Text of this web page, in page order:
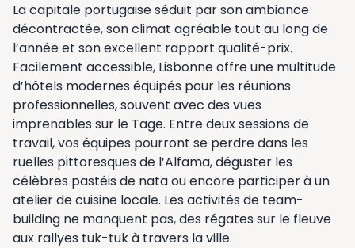
La capitale portugaise séduit par son ambiance
décontractée, son climat agréable tout au long de
l’année et son excellent rapport qualité-prix.
Facilement accessible, Lisbonne offre une multitude
d’hôtels modernes équipés pour les réunions
professionnelles, souvent avec des vues
imprenables sur le Tage. Entre deux sessions de
travail, vos équipes pourront se perdre dans les
ruelles pittoresques de l’Alfama, déguster les
célèbres pastéis de nata ou encore participer à un
atelier de cuisine locale. Les activités de team-
building ne manquent pas, des régates sur le fleuve
aux rallyes tuk-tuk à travers la ville.